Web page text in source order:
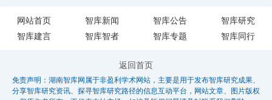
网站首页 智库新闻 智库公告
智库研究
智库建言
智库智者 智库专题 智库同行
返回首页
免责声明：湖南智库网属于非盈利学术网站，主要是用于发布智库研究成果、
分享智库研究资讯、探寻智库研究路径的信息互动平台，网站文章、图片版权